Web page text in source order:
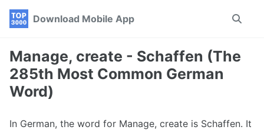
Skip
navigation
Skip
Skip
Download Mobile App
Toggle
Manage, create - Schaffen (The
285th Most Common German
Word)
In German, the word for Manage, create is Schaffen. It